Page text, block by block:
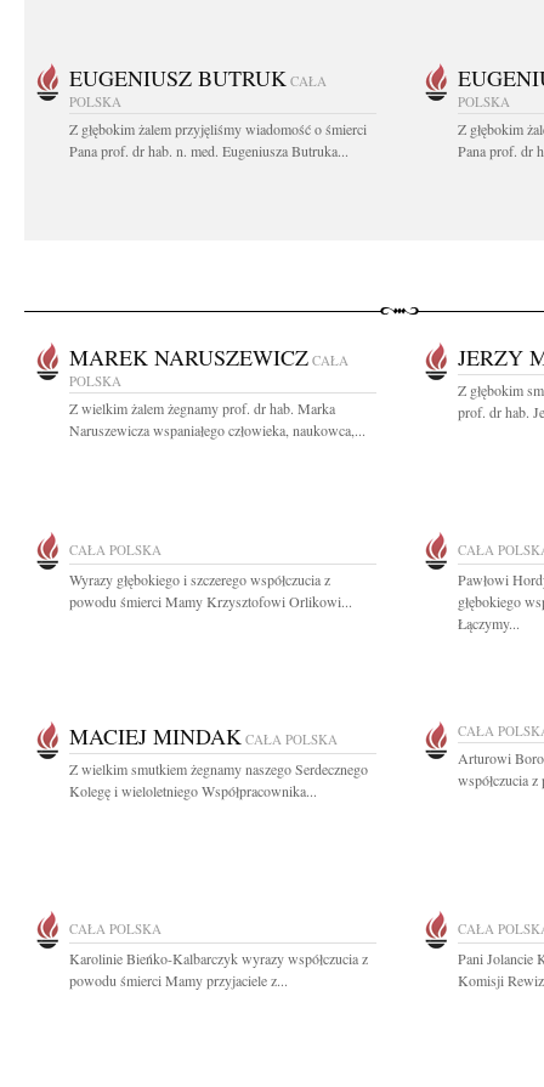
EUGENIUSZ BUTRUK CAŁA
POLSKA
Z głębokim żalem przyjęliśmy wiadomość o śmierci
Pana prof. dr hab. n. med. Eugeniusza Butruka...
POLSKA
Z głębokim
Pana prof. dr
MAREK NARUSZEWICZ CAŁA
POLSKA
Z wielkim żalem żegnamy prof. dr hab. Marka
Naruszewicza wspaniałego człowieka, naukowca,...
JERZY
Z głębokim
prof. dr hab.
CAŁA POLSKA
Wyrazy głębokiego i szczerego współczucia z
powodu śmierci Mamy Krzysztofowi Orlikowi...
CAŁA
Pawłowi
głębokiego
Łączymy...
MACIEJ MINDAK CAŁA POLSKA
Z wielkim smutkiem żegnamy naszego Serdecznego
Kolegę i wieloletniego Współpracownika...
CAŁA
Arturowi
współczucia
CAŁA POLSKA
Karolinie Bieńko-Kalbarczyk wyrazy współczucia z
powodu śmierci Mamy przyjaciele z...
CAŁA
Pani Jolancie
Komisji